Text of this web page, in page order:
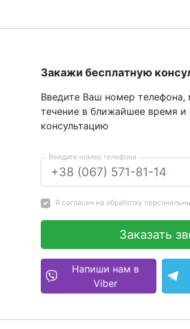
Закажи бесплатную
Введите Ваш номер
течение в ближайшее время
консультацию
Введите номер телефона
Я согласен на обработку
Заказать
Напиши нам в
Viber